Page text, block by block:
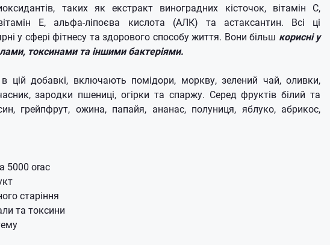
таких як екстракт виноградних кісточок, вітамін С,
Е, альфа-ліпоєва кислота (АЛК) та астаксантин. Всі ці
у сфері фітнесу та здорового способу життя. Вони більш корисні у
токсинами та іншими бактеріями.
в цій добавкі, включають помідори, моркву, зелений чай, оливки,
зародки пшениці, огірки та спаржу. Серед фруктів білий та
грейпфрут, ожина, папайя, ананас, полуниця, яблуко, абрикос,
5000 orac
старіння
та токсини